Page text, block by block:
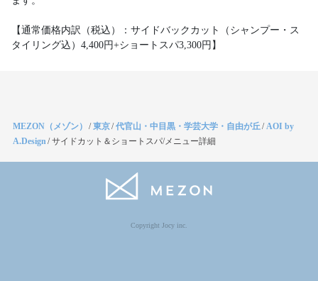
【通常価格内訳（税込）：サイドバックカット（シャンプー・ス
タイリング込）4,400円+ショートスパ3,300円】
MEZON（メゾン） /東京/代官山・中目黒・学芸大学・自由が丘/AOI by
A.Design/サイドカット＆ショートスパ/メニュー詳細
Copyright Jocy inc.